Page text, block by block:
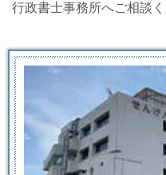
行政書士事務所へご相談く